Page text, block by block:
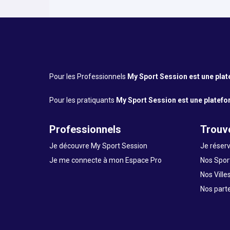
Pour les Professionnels My Sport Session est une
Pour les pratiquants My Sport Session est une
Professionnels
Je découvre My Sport Session
Je me connecte à mon Espace Pro
Je
Nos
Nos Villes
Nos